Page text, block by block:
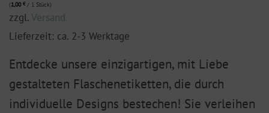
(1,00 €/ 1 Stück)
zzgl.Versand
Lieferzeit: ca. 2-3 Werktage
Entdecke unsere einzigartigen, mit Liebe
gestalteten Flaschenetiketten, die durch
individuelle Designs bestechen! Sie verleihen